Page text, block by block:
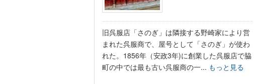
旧呉服店「さのぎ」は隣接する野崎家により営
まれた呉服商で、屋号として「さのぎ」が使わ
れた。1856年（安政3年)に創業した呉服店で脇
町の中では最も古い呉服商の一... もっと見る